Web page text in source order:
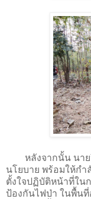
หลังจากนั้น นา
นโยบาย พร้อมให้กำ
ตั้งใจปฏิบัติหน้าที่ใน
ป้องกันไฟป่า ในพื้นที่